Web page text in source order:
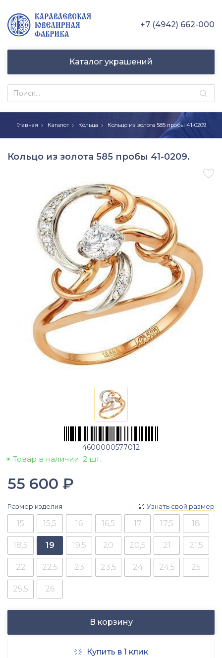
+7 (4942) 662-000
Каталог украшений
Главная Каталог Кольца Кольцо из золота 585 пробы 41-0209
Кольцо из золота 585 пробы 41-0209.

4600000577012
Товар в наличии 2 шт.
55 600 ₽
Размер изделия  Узнать свой размер
15 15,5 16 16,5 17 17,5 18
18,5 19 19,5 20 20,5 21 21,5
22 22,5 23 23,5 24 24,5 25
25,5 26
В корзину
 Купить в 1 клик